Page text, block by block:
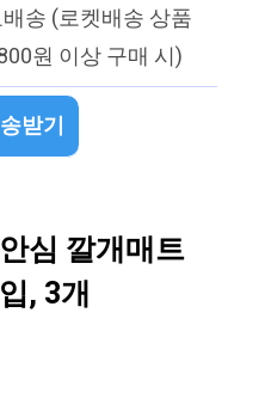
송 (로켓배송 상품
원 이상 구매 시)
받기
심 깔개매트
, 3개